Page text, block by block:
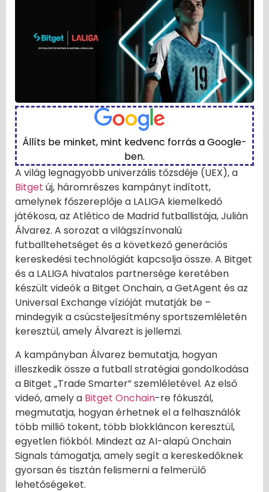
Állíts be minket, mint kedvenc forrás a Google-
ben.
A világ legnagyobb univerzális tőzsdéje (UEX), a
Bitget új, háromrészes kampányt indított,
amelynek főszereplője a LALIGA kiemelkedő
játékosa, az Atlético de Madrid futballistája, Julián
Álvarez. A sorozat a világszínvonalú
futballtehetséget és a következő generációs
kereskedési technológiát kapcsolja össze. A Bitget
és a LALIGA hivatalos partnersége keretében
készült videók a Bitget Onchain, a GetAgent és az
Universal Exchange vízióját mutatják be –
mindegyik a csúcsteljesítmény sportszemléletén
keresztül, amely Álvarezt is jellemzi.
A kampányban Álvarez bemutatja, hogyan
illeszkedik össze a futball stratégiai gondolkodása
a Bitget „Trade Smarter” szemléletével. Az első
videó, amely a Bitget Onchain-re fókuszál,
megmutatja, hogyan érhetnek el a felhasználók
több millió tokent, több blokkláncon keresztül,
egyetlen fiókból. Mindezt az AI-alapú Onchain
Signals támogatja, amely segít a kereskedőknek
gyorsan és tisztán felismerni a felmerülő
lehetőségeket.